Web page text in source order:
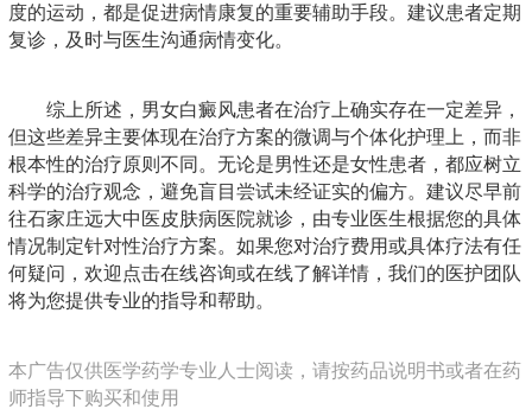
度的运动，都是促进病情康复的重要辅助手段。建议患者定期
复诊，及时与医生沟通病情变化。
综上所述，男女白癜风患者在治疗上确实存在一定差异，
但这些差异主要体现在治疗方案的微调与个体化护理上，而非
根本性的治疗原则不同。无论是男性还是女性患者，都应树立
科学的治疗观念，避免盲目尝试未经证实的偏方。建议尽早前
往石家庄远大中医皮肤病医院就诊，由专业医生根据您的具体
情况制定针对性治疗方案。如果您对治疗费用或具体疗法有任
何疑问，欢迎点击在线咨询或在线了解详情，我们的医护团队
将为您提供专业的指导和帮助。
本广告仅供医学药学专业人士阅读，请按药品说明书或者在药
师指导下购买和使用